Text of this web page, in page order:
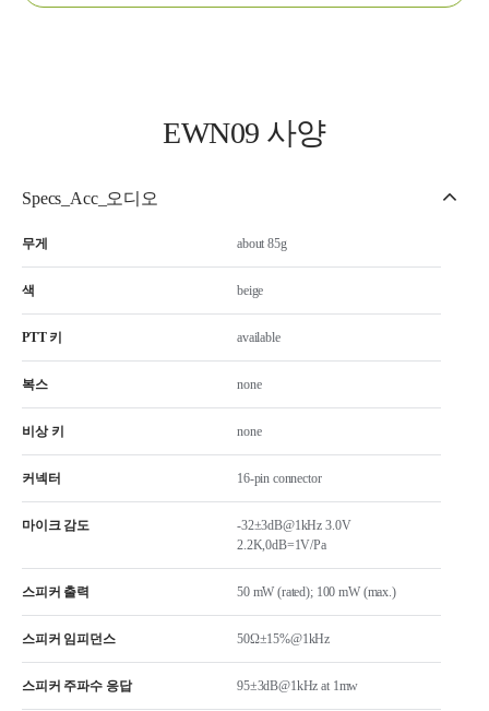
EWN09 사양
Specs_Acc_오디오
무게 about 85g
색 beige
PTT 키 available
복스 none
비상 키 none
커넥터 16-pin connector
마이크 감도
-32±3dB@1kHz 3.0V
2.2K,0dB=1V/Pa
스피커 출력 50 mW (rated); 100 mW (max.)
스피커 임피던스 50Ω±15%@1kHz
스피커 주파수 응답 95±3dB@1kHz at 1mw